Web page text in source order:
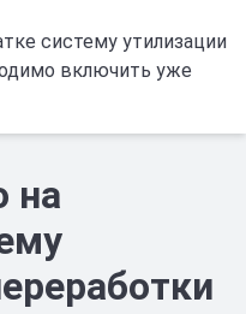
систему утилизации
включить уже
на